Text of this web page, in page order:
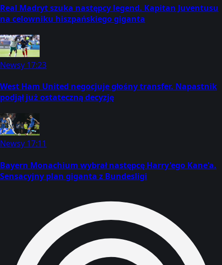
Real Madryt szuka następcy legend. Kapitan Juventusu
na celowniku hiszpańskiego giganta
Newsy 17:23
West Ham United negocjuje głośny transfer. Napastnik
podjął już ostateczną decyzję
Newsy 17:11
Bayern Monachium wybrał następcę Harry'ego Kane'a.
Sensacyjny plan giganta z Bundesligi